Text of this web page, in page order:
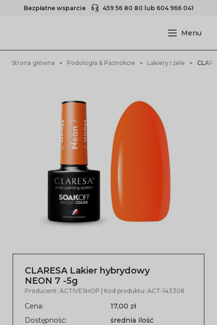
Bezpłatne wsparcie 459 56 80 80 lub 604 966 041
Strona główna Podologia & Paznokcie Lakiery i żele
CLARESA Lakier hybrydowy
NEON 7 -5g
Producent: ACTIVESHOP | Kod produktu: ACT-143308
Cena:
17,00 zł
Dostępność:
średnia ilość